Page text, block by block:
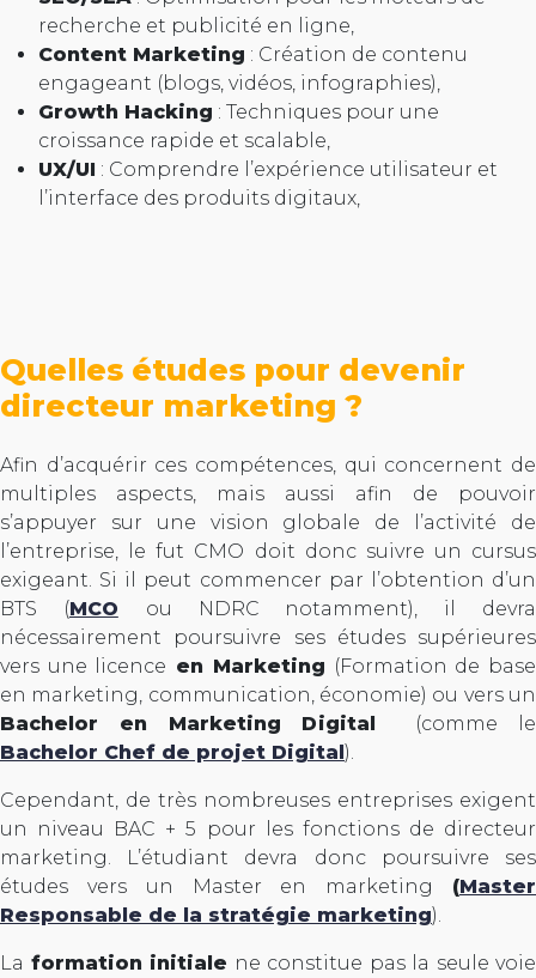
recherche et publicité en ligne,
Content Marketing : Création de contenu
engageant (blogs, vidéos, infographies),
Growth Hacking : Techniques pour une
croissance rapide et scalable,
UX/UI : Comprendre l’expérience utilisateur et
l’interface des produits digitaux,
Quelles études pour devenir
directeur marketing ?
Afin d’acquérir ces compétences, qui concernent de
multiples aspects, mais aussi afin de pouvoir
s’appuyer sur une vision globale de l’activité de
l’entreprise, le fut CMO doit donc suivre un cursus
exigeant. Si il peut commencer par l’obtention d’un
BTS (MCO
ou NDRC notamment), il devra
nécessairement poursuivre ses études supérieures
vers une licence en Marketing (Formation de base
en marketing, communication, économie) ou vers un
Bachelor en Marketing Digital (comme le
Bachelor Chef de projet Digital).
Cependant, de très nombreuses entreprises exigent
un niveau BAC + 5 pour les fonctions de directeur
marketing. L’étudiant devra donc poursuivre ses
études vers un Master en marketing (Master
Responsable de la stratégie marketing).
La formation initiale ne constitue pas la seule voie